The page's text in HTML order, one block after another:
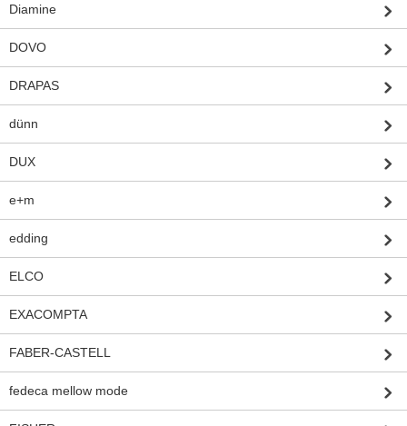
Diamine
DOVO
DRAPAS
dünn
DUX
e+m
edding
ELCO
EXACOMPTA
FABER-CASTELL
fedeca mellow mode